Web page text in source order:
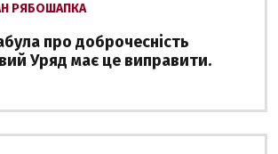
РЯБОШАПКА
про доброчесність
Уряд має це виправити.